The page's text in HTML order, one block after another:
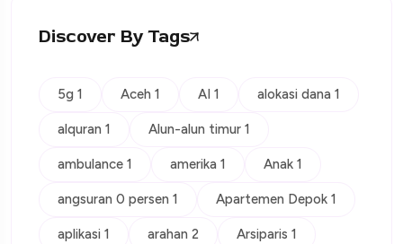
Discover By Tags
5g 1 Aceh 1 AI 1 alokasi dana 1
alquran 1 Alun-alun timur 1
ambulance 1 amerika 1 Anak 1
angsuran 0 persen 1 Apartemen Depok 1
aplikasi 1 arahan 2 Arsiparis 1